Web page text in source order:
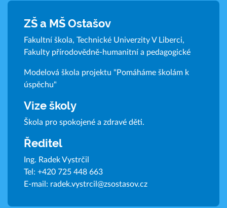
ZŠ a MŠ Ostašov
Fakultní škola, Technické Univerzity V Liberci,
Fakulty přírodovědně-humanitní a pedagogické
Modelová škola projektu "Pomáháme školám k
úspěchu"
Vize školy
Škola pro spokojené a zdravé děti.
Ředitel
Ing. Radek Vystrčil
Tel: +420 725 448 663
E-mail: radek.vystrcil@zsostasov.cz